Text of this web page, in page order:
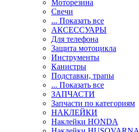
Моторезина
Свечи
... Показать все
АКСЕССУАРЫ
Для телефона
Защита мотоцикла
Инструменты
Канистры
Подставки, трапы
... Показать все
ЗАПЧАСТИ
Запчасти по категориям
НАКЛЕЙКИ
Наклейки HONDA